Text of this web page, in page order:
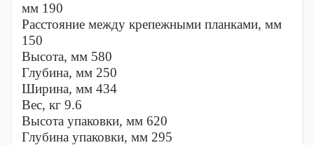
мм 190
Расстояние между крепежными планками, мм
150
Высота, мм 580
Глубина, мм 250
Ширина, мм 434
Вес, кг 9.6
Высота упаковки, мм 620
Глубина упаковки, мм 295